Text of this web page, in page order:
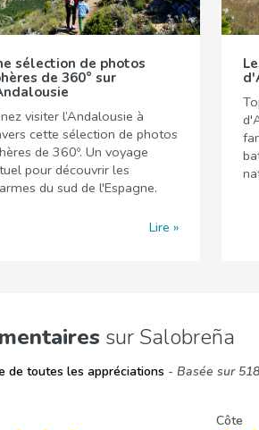
sélection de photos
de 360° sur
visiter l’Andalousie à
cette sélection de photos
de 360º. Un voyage
pour découvrir les
du sud de l'Espagne.
Lire
sur Salobreña
de toutes les appréciations - Basée sur
Côte